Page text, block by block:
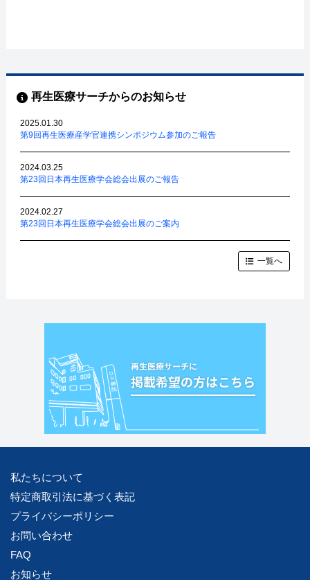
再生医療サーチからのお知らせ
2025.01.30
第9回再生医療産学官連携シンポジウム参加のご報告
2024.03.25
第23回日本再生医療学会総会出展のご報告
2024.02.27
第23回日本再生医療学会総会出展のご案内
一覧へ
私たちについて
特定商取引法に基づく表記
プライバシーポリシー
お問い合わせ
FAQ
お知らせ